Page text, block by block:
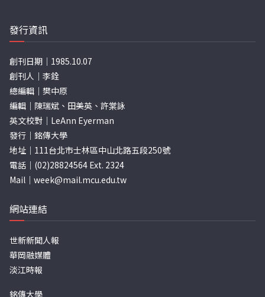
發行資訊
創刊日期｜1985.10.07
創刊人｜李銓
總編輯｜樊中原
編輯｜陳瑞斌、田美英、許棠詠
英文校對｜LeAnn Eyerman
發行｜銘傳大學
地址｜111台北市士林區中山北路五段250號
電話｜(02)28824564 Ext. 2324
Mail｜ week@mail.mcu.edu.tw
網站連結
世新新聞人報
華岡融媒體
淡江時報
銘傳大學